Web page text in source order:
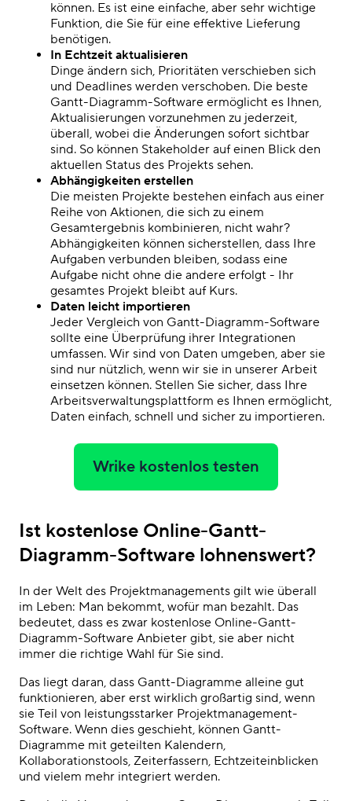
können. Es ist eine einfache, aber sehr wichtige
Funktion, die Sie für eine effektive Lieferung
benötigen.
In Echtzeit aktualisieren
Dinge ändern sich, Prioritäten verschieben sich
und Deadlines werden verschoben. Die beste
Gantt-Diagramm-Software ermöglicht es Ihnen,
Aktualisierungen vorzunehmen zu jederzeit,
überall, wobei die Änderungen sofort sichtbar
sind. So können Stakeholder auf einen Blick den
aktuellen Status des Projekts sehen.
Abhängigkeiten erstellen
Die meisten Projekte bestehen einfach aus einer
Reihe von Aktionen, die sich zu einem
Gesamtergebnis kombinieren, nicht wahr?
Abhängigkeiten können sicherstellen, dass Ihre
Aufgaben verbunden bleiben, sodass eine
Aufgabe nicht ohne die andere erfolgt - Ihr
gesamtes Projekt bleibt auf Kurs.
Daten leicht importieren
Jeder Vergleich von Gantt-Diagramm-Software
sollte eine Überprüfung ihrer Integrationen
umfassen. Wir sind von Daten umgeben, aber sie
sind nur nützlich, wenn wir sie in unserer Arbeit
einsetzen können. Stellen Sie sicher, dass Ihre
Arbeitsverwaltungsplattform es Ihnen ermöglicht,
Daten einfach, schnell und sicher zu importieren.
Wrike kostenlos testen
Ist kostenlose Online-Gantt-
Diagramm-Software lohnenswert?
In der Welt des Projektmanagements gilt wie überall
im Leben: Man bekommt, wofür man bezahlt. Das
bedeutet, dass es zwar kostenlose Online-Gantt-
Diagramm-Software Anbieter gibt, sie aber nicht
immer die richtige Wahl für Sie sind.
Das liegt daran, dass Gantt-Diagramme alleine gut
funktionieren, aber erst wirklich großartig sind, wenn
sie Teil von leistungsstarker Projektmanagement-
Software. Wenn dies geschieht, können Gantt-
Diagramme mit geteilten Kalendern,
Kollaborationstools, Zeiterfassern, Echtzeiteinblicken
und vielem mehr integriert werden.